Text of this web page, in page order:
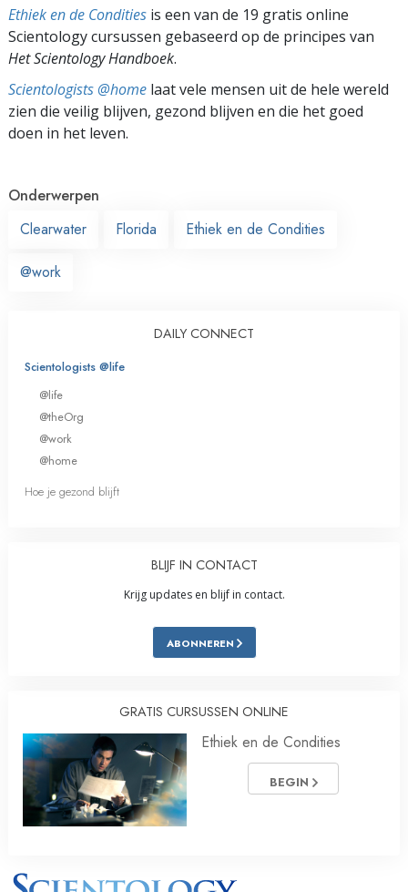
Ethiek en de Condities is een van de 19 gratis online
Scientology cursussen gebaseerd op de principes van
Het Scientology Handboek.
Scientologists @home laat vele mensen uit de hele wereld
zien die veilig blijven, gezond blijven en die het goed
doen in het leven.
Onderwerpen
Clearwater
Florida Ethiek en de Condities
@work
DAILY CONNECT
Scientologists @life
@life
@theOrg
@work
@home
Hoe je gezond blijft
BLIJF IN CONTACT
Krijg updates en blijf in contact.
ABONNEREN
GRATIS CURSUSSEN ONLINE
Ethiek en de Condities
BEGIN